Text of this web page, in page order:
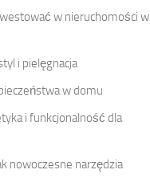
w nieruchomości w
i pielęgnacja
w domu
i funkcjonalność dla
nowoczesne narzędzia